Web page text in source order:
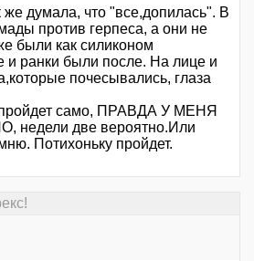
же думала, что "все,допилась". В
против герпеса, а они не
были как силиконом
и ранки были после. На лице и
почесывались, глаза
пройдет само, ПРАВДА У МЕНЯ
две вероятно.Или
Потихоньку пройдет.